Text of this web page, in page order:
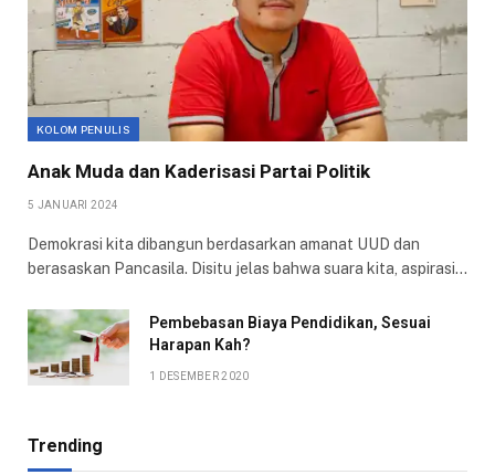
KOLOM PENULIS
Anak Muda dan Kaderisasi Partai Politik
5 JANUARI 2024
Demokrasi kita dibangun berdasarkan amanat UUD dan
berasaskan Pancasila. Disitu jelas bahwa suara kita, aspirasi…
Pembebasan Biaya Pendidikan, Sesuai
Harapan Kah?
1 DESEMBER 2020
Trending